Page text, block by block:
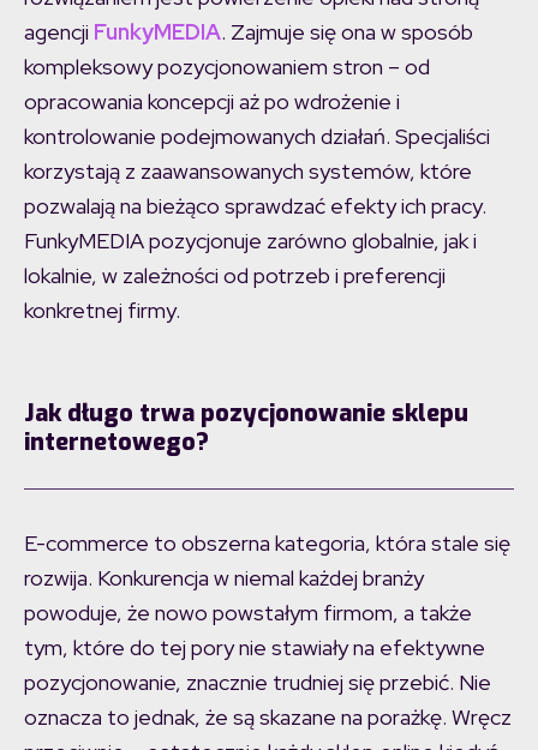
agencji FunkyMEDIA. Zajmuje się ona w sposób
kompleksowy pozycjonowaniem stron – od
opracowania koncepcji aż po wdrożenie i
kontrolowanie podejmowanych działań. Specjaliści
korzystają z zaawansowanych systemów, które
pozwalają na bieżąco sprawdzać efekty ich pracy.
FunkyMEDIA pozycjonuje zarówno globalnie, jak i
lokalnie, w zależności od potrzeb i preferencji
konkretnej firmy.
Jak długo trwa pozycjonowanie sklepu
internetowego?
E-commerce to obszerna kategoria, która stale się
rozwija. Konkurencja w niemal każdej branży
powoduje, że nowo powstałym firmom, a także
tym, które do tej pory nie stawiały na efektywne
pozycjonowanie, znacznie trudniej się przebić. Nie
oznacza to jednak, że są skazane na porażkę. Wręcz